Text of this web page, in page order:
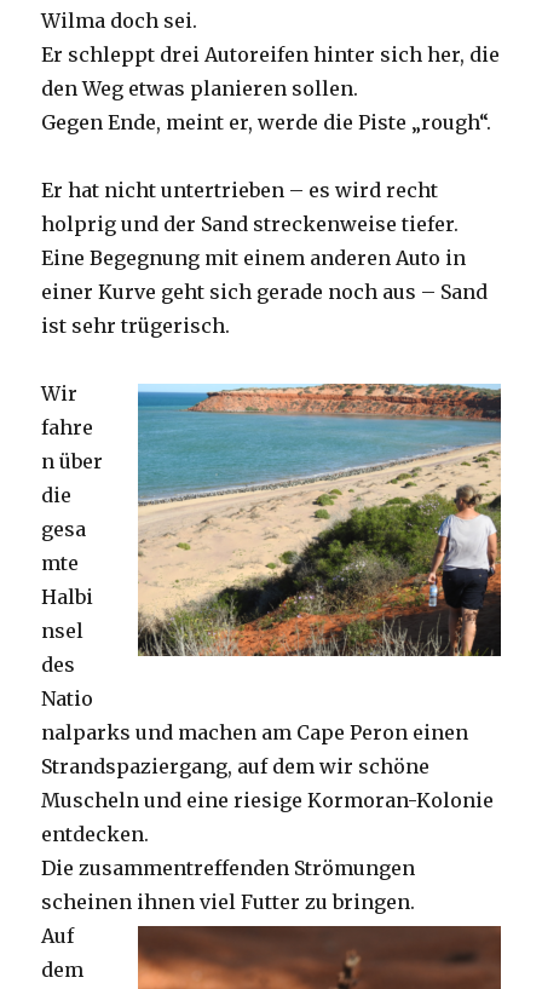
Wilma doch sei.
Er schleppt drei Autoreifen hinter sich her, die
den Weg etwas planieren sollen.
Gegen Ende, meint er, werde die Piste „rough“.
Er hat nicht untertrieben – es wird recht
holprig und der Sand streckenweise tiefer.
Eine Begegnung mit einem anderen Auto in
einer Kurve geht sich gerade noch aus – Sand
ist sehr trügerisch.
Wir
fahre
n über
die
gesa
mte
Halbi
nsel
des
Natio
nalparks und machen am Cape Peron einen
Strandspaziergang, auf dem wir schöne
Muscheln und eine riesige Kormoran-Kolonie
entdecken.
Die zusammentreffenden Strömungen
scheinen ihnen viel Futter zu bringen.
Auf
dem